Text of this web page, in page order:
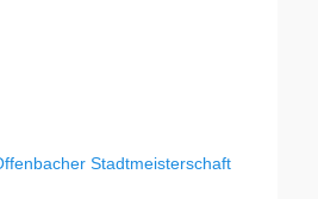
Stadtmeisterschaft